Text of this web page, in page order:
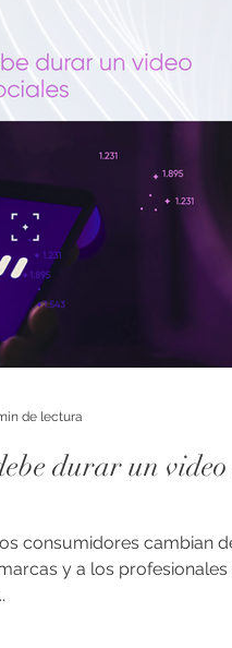
durar un video
consumidores cambian
y a los profesionales
de lectura